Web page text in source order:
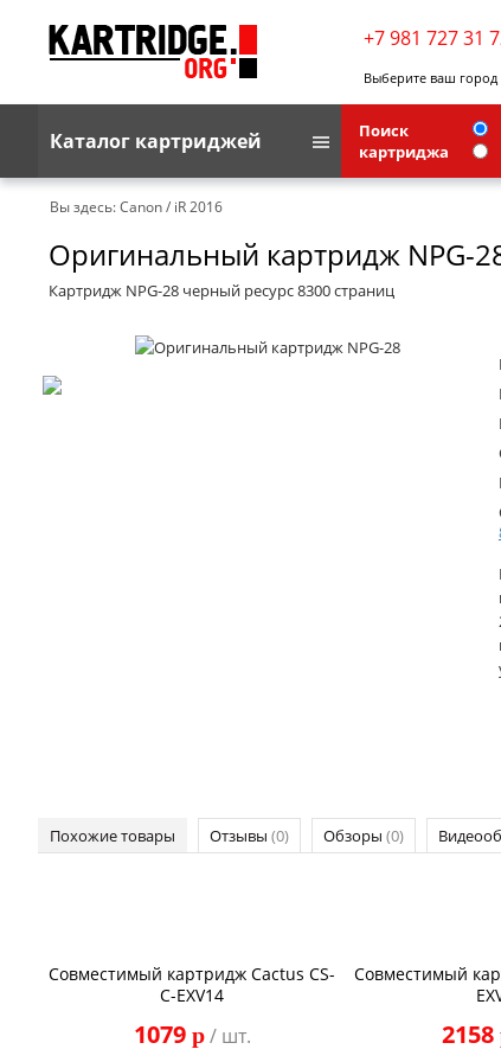
+7 981 727 31
Выберите ваш город
Каталог картриджей
Brother
G&G
Kodak
Lexmark
Поиск
картриджа
Вы здесь:Canon/ iR 2016
Оригинальный картридж NPG-
Картридж NPG-28 черный ресурс 8300 страниц
Похожие товары Отзывы (0) Обзоры (0)
Совместимый картридж Cactus CS-
C-EXV14
1079 p/ шт.
Совместимый
2158